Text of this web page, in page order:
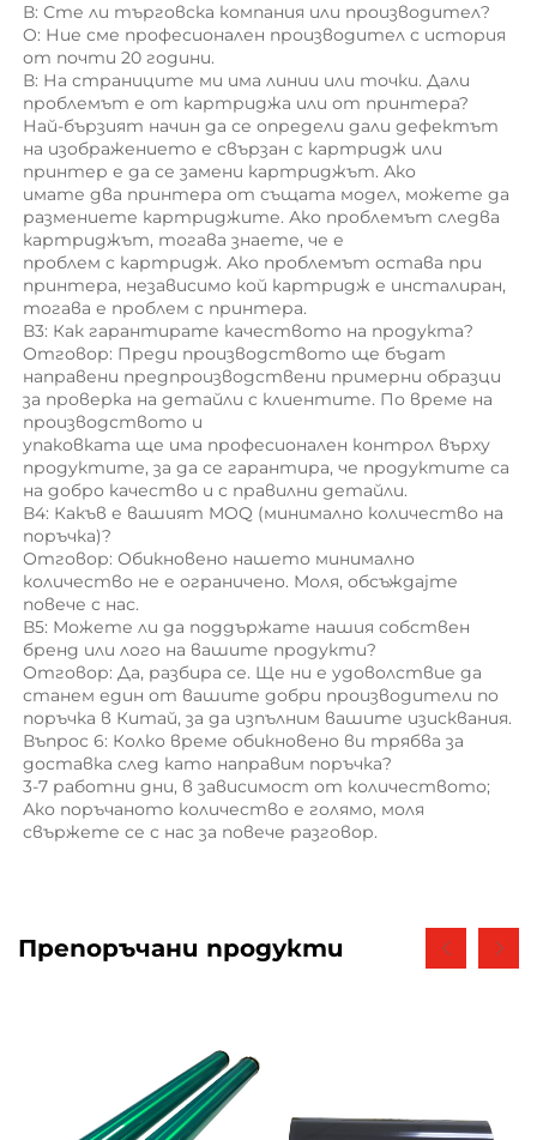
В: Сте ли търговска компания или производител?
O: Ние сме професионален производител с история
от почти 20 години.
В: На страниците ми има линии или точки. Дали
проблемът е от картриджa или от принтерa?
Най-бързият начин да се определи дали дефектът
на изображението е свързан с картридж или
принтер е да се замени картриджът. Ако
имате два принтера от същата модел, можете да
размениете картриджите. Ако проблемът следва
картриджът, тогава знаете, че е
проблем с картридж. Ако проблемът остава при
принтера, независимо кой картридж е инсталиран,
тогава е проблем с принтера.
В3: Как гарантирате качеството на продукта?
Отговор: Преди производството ще бъдат
направени предпроизводствени примерни образци
за проверка на детайли с клиентите. По време на
производството и
упаковката ще има професионален контрол върху
продуктите, за да се гарантира, че продуктите са
на добро качество и с правилни детайли.
В4: Какъв е вашият MOQ (минимално количество на
поръчка)?
Отговор: Обикновено нашето минимално
количество не е ограничено. Моля, обсъждајте
повече с нас.
В5: Можете ли да поддържате нашия собствен
бренд или лого на вашите продукти?
Отговор: Да, разбира се. Ще ни е удоволствие да
станем един от вашите добри производители по
Въпрос 6: Колко време обикновено ви трябва за
доставка след като направим поръчка?
3-7 работни дни, в зависимост от количеството;
Ако поръчаното количество е голямо, моля
свържете се с нас за повече разговор.
Препоръчани продукти